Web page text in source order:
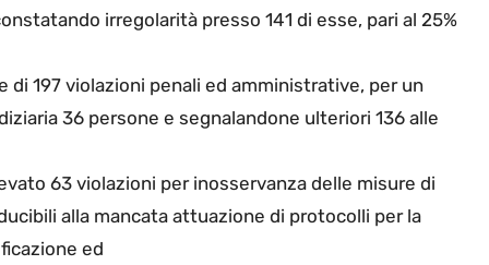
irregolarità presso 141 di esse, pari al 25%
197 violazioni penali ed amministrative, per un
36 persone e segnalandone ulteriori 136 alle
63 violazioni per inosservanza delle misure di
alla mancata attuazione di protocolli per la
ed